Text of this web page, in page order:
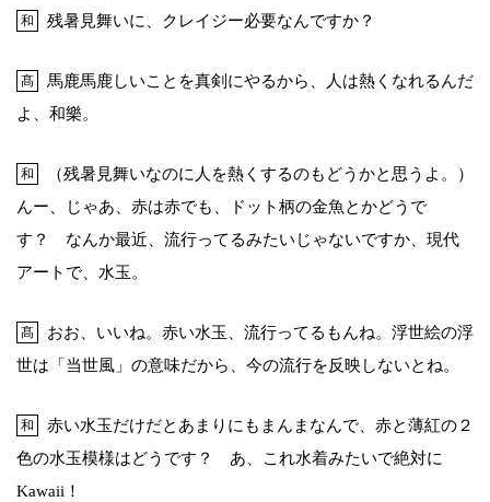
和 残暑見舞いに、クレイジー必要なんですか？
髙
馬鹿馬鹿しいことを真剣にやるから、人は熱くなれるんだ
よ、和樂。
和
（残暑見舞いなのに人を熱くするのもどうかと思うよ。）
んー、じゃあ、赤は赤でも、ドット柄の金魚とかどうで
す？ なんか最近、流行ってるみたいじゃないですか、現代
アートで、水玉。
髙
おお、いいね。赤い水玉、流行ってるもんね。浮世絵の浮
世は「当世風」の意味だから、今の流行を反映しないとね。
和
赤い水玉だけだとあまりにもまんまなんで、赤と薄紅の２
色の水玉模様はどうです？ あ、これ水着みたいで絶対に
Kawaii！